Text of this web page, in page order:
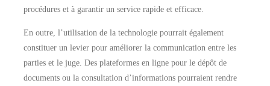
procédures et à garantir un service rapide et efficace.
En outre, l’utilisation de la technologie pourrait également
constituer un levier pour améliorer la communication entre les
parties et le juge. Des plateformes en ligne pour le dépôt de
documents ou la consultation d’informations pourraient rendre